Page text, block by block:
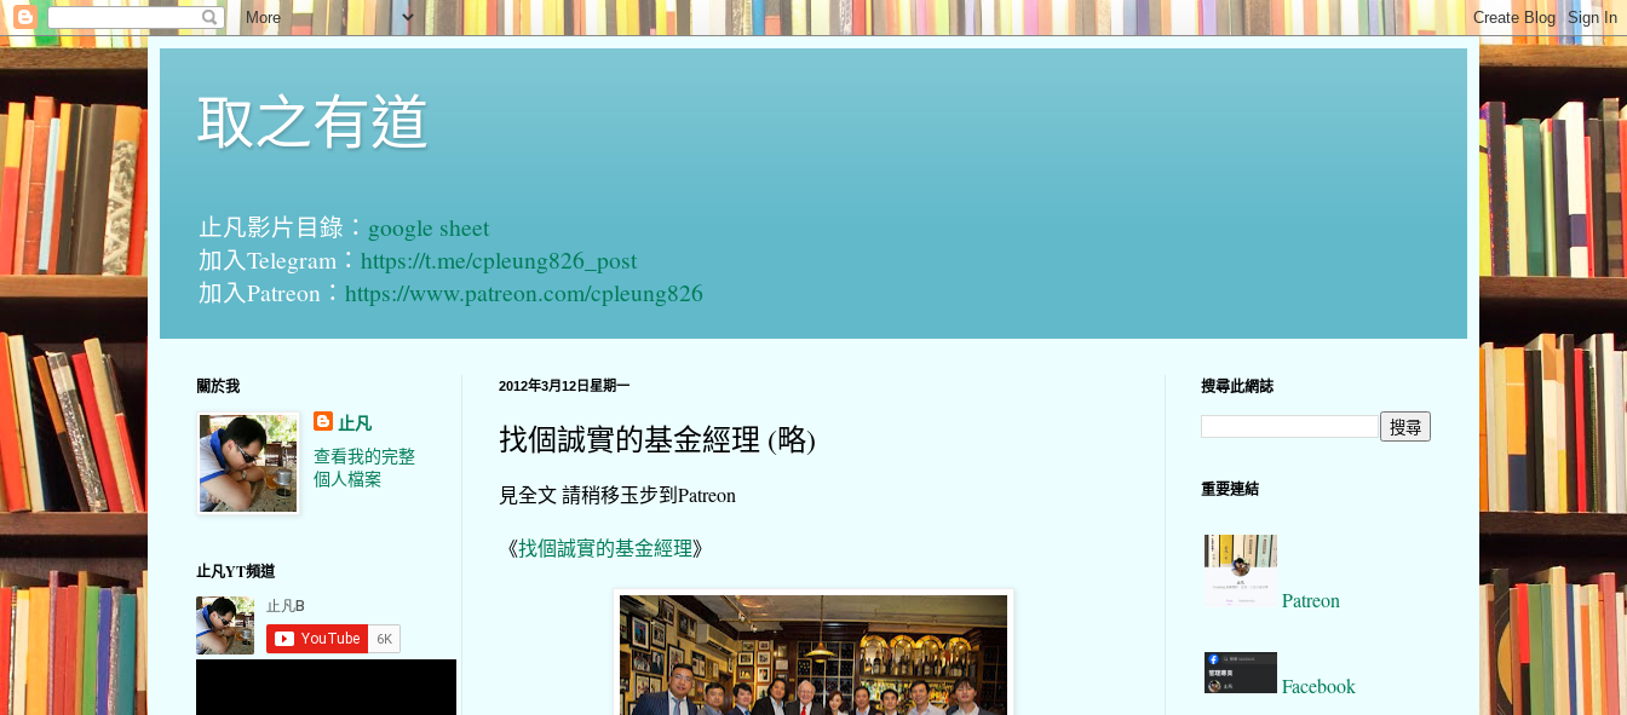
取之有道
止凡影片目錄： google sheet
加入Telegram： https://t.me/cpleung826_post
加入Patreon： https://www.patreon.com/cpleung826
2012年3月12日星期一
找個誠實的基金經理 (略)
見全文 請稍移玉步到Patreon
《找個誠實的基金經理》
關於我
止凡
查看我的完整
個人檔案
止凡YT頻道
搜尋此網誌
重要連結
Patreon
Facebook